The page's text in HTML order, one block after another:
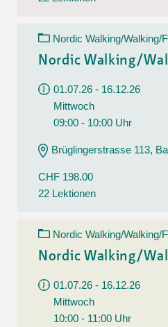
Nordic Walking/Walking/
Nordic Walking/
01.07.26 - 16.12.26
Mittwoch
09:00 - 10:00 Uhr
Brüglingerstrasse 113,
CHF 198.00
22 Lektionen
Nordic Walking/Walking/
Nordic Walking/
01.07.26 - 16.12.26
Mittwoch
10:00 - 11:00 Uhr